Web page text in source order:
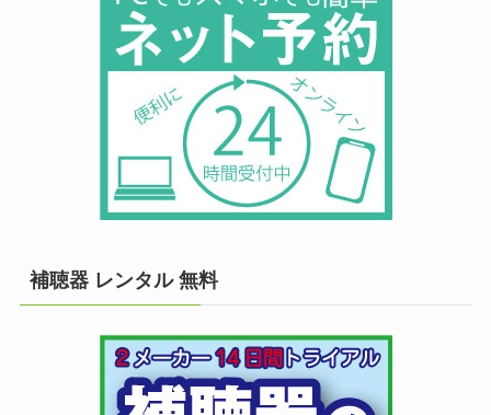
補聴器 レンタル 無料